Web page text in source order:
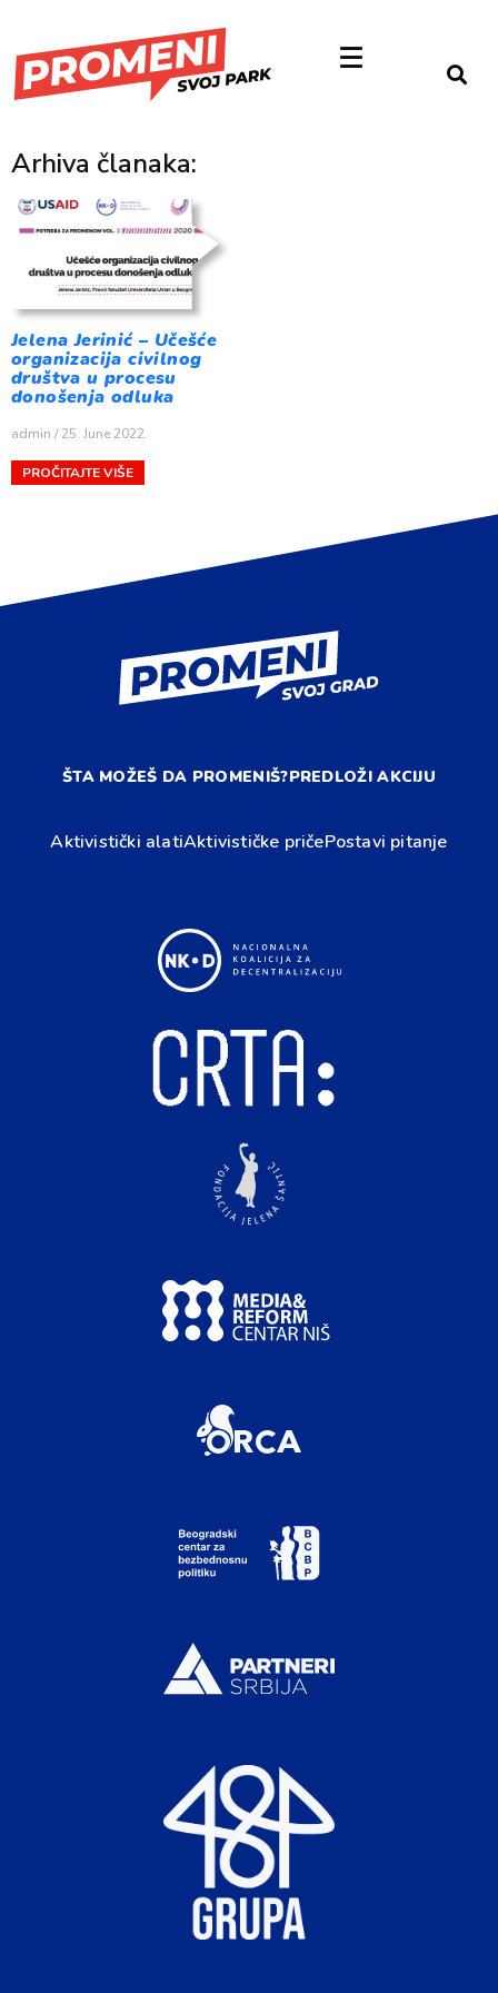
Arhiva članaka:
Jelena Jerinić – Učešće
organizacija civilnog
društva u procesu
donošenja odluka
admin 25. June 2022.
PROČITAJTE VIŠE
ŠTA MOŽEŠ DA PROMENIŠ?PREDLOŽI AKCIJU
Aktivistički alatiAktivističke pričePostavi pitanje